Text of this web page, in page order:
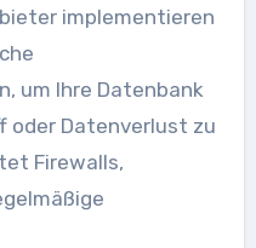
implementieren
um Ihre Datenbank
oder Datenverlust zu
Firewalls,